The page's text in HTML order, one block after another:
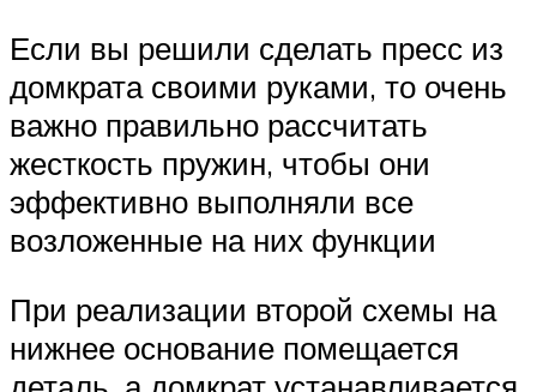
Если вы решили сделать пресс из
домкрата своими руками, то очень
важно правильно рассчитать
жесткость пружин, чтобы они
эффективно выполняли все
возложенные на них функции
При реализации второй схемы на
нижнее основание помещается